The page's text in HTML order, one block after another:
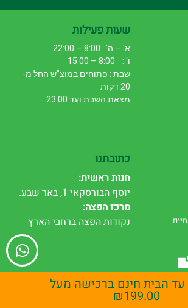
שעות פעילות
א' – ה' : 8:00 – 22:00
ו' : 8:00 – 15:00
שבת : פתוחים במוצ"ש החל מ-
20 דקות
מצאת השבת ועד 23:00
כתובתנו
חנות ראשית:
יוסף הבורסקאי 1, באר שבע.
מרכז הפצה:
נקודות הפצה ברחבי הארץ
הבית חינם ברכישה מעל
₪199.00